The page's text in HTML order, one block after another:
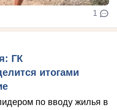
1
ГК
итогами
по вводу жилья в